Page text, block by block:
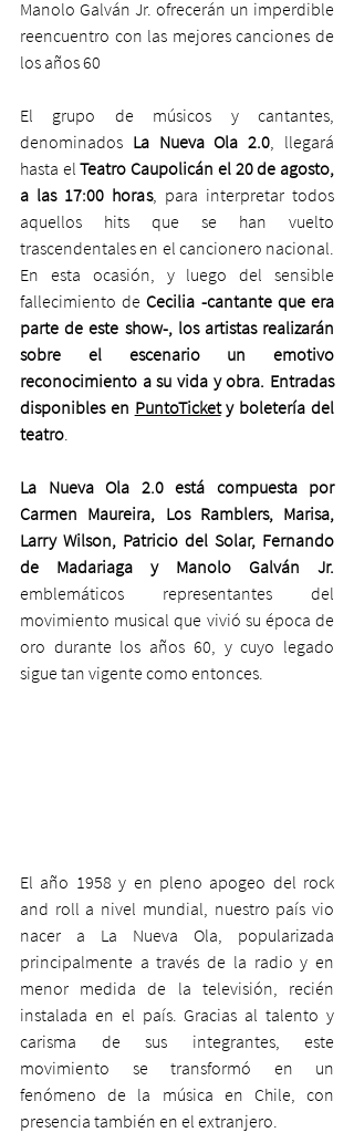
Manolo Galván Jr. ofrecerán un imperdible
reencuentro con las mejores canciones de
los años 60
El grupo de músicos y cantantes,
denominados La Nueva Ola 2.0, llegará
hasta el Teatro Caupolicán el 20 de agosto,
a las 17:00 horas, para interpretar todos
aquellos hits que se han vuelto
trascendentales en el cancionero nacional.
En esta ocasión, y luego del sensible
fallecimiento de Cecilia -cantante que era
parte de este show-, los artistas realizarán
sobre el escenario un emotivo
reconocimiento a su vida y obra. Entradas
disponibles en PuntoTicket y boletería del
teatro.
La Nueva Ola 2.0 está compuesta por
Carmen Maureira, Los Ramblers, Marisa,
Larry Wilson, Patricio del Solar, Fernando
de Madariaga y Manolo Galván Jr.
emblemáticos representantes del
movimiento musical que vivió su época de
oro durante los años 60, y cuyo legado
sigue tan vigente como entonces.
El año 1958 y en pleno apogeo del rock
and roll a nivel mundial, nuestro país vio
nacer a La Nueva Ola, popularizada
principalmente a través de la radio y en
menor medida de la televisión, recién
instalada en el país. Gracias al talento y
carisma de sus integrantes, este
movimiento se transformó en un
fenómeno de la música en Chile, con
presencia también en el extranjero.